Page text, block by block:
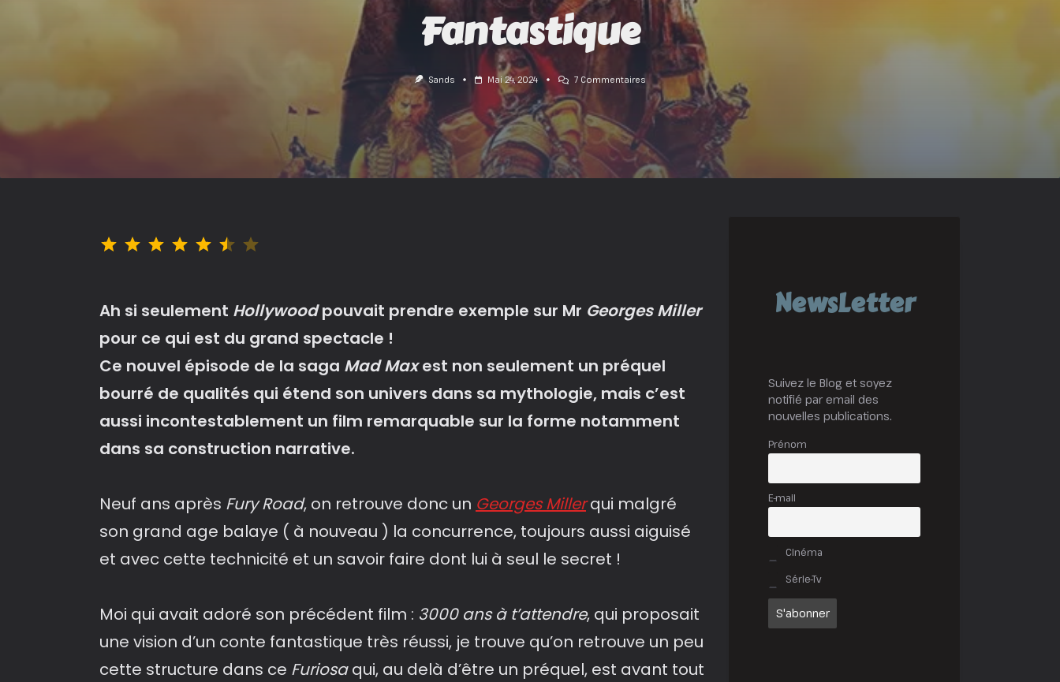
Fantastique
Sands Mai 24, 2024 7 CommentairesSur
Furiosa
La
Chevauchée
Ah si seulement Hollywoodpouvait prendre exemple sur Mr Georges Miller
pour ce qui est du grand spectacle !
Ce nouvel épisode de la saga Mad Maxest non seulement un préquel
bourré de qualités qui étend son univers dans sa mythologie, mais c’est
aussi incontestablement un film remarquable sur la forme notamment
dans sa construction narrative.
Neuf ans après Fury Road, on retrouve donc un Georges Millerqui malgré
son grand age balaye ( à nouveau ) la concurrence, toujours aussi aiguisé
et avec cette technicité et un savoir faire dont lui à seul le secret !
Moi qui avait adoré son précédent film : 3000 ans à t’attendre, qui proposait
une vision d’un conte fantastique très réussi, je trouve qu’on retrouve un peu
cette structure dans ce Furiosaqui, au delà d’être un préquel, est avant tout
NewsLetter
Suivez le Blog et soyez
notifié par email des
nouvelles publications.
Prénom
E-mail
Cinéma
Série-Tv